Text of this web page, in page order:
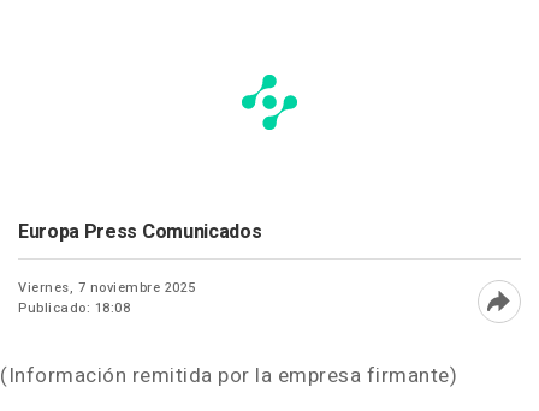
Europa Press Comunicados
Viernes, 7 noviembre 2025
Publicado: 18:08
(Información remitida por la empresa firmante)